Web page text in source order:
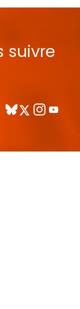
suivre